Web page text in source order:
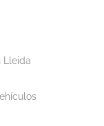
Lleida